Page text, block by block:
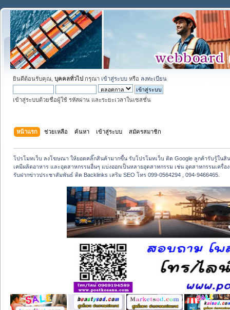
ยินดีต้อนรับคุณ, บุคคลทั่วไป กรุณา เข้าสู่ระบบ หรือ ลงทะเบียน
เข้าสู่ระบบด้วยชื่อผู้ใช้ รหัสผ่าน และระยะเวลาในเซสชั่น
หน้าแรก ช่วยเหลือ ค้นหา เข้าสู่ระบบ สมัครสมาชิก
โปรโมทเว็บ ลงโฆษณา ให้ยอดคลิ๊กสินค้ามากขึ้น รับโปรโมทเว็บ ติด Google ลูกค้ารับรู้ใน
เคมีผลิตอาหาร และอุตสาหกรรมอื่นๆ แบ่งออกเป็นหลายอุตสาหกรรม เช่น อุตสาหกรรมเครื่
รับฝากข่าวประชาสัมพันธ์ ติด Backlinks เสริม SEO โทร 099-0564294 , 094-9466465.